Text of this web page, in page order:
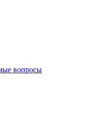
вопросы